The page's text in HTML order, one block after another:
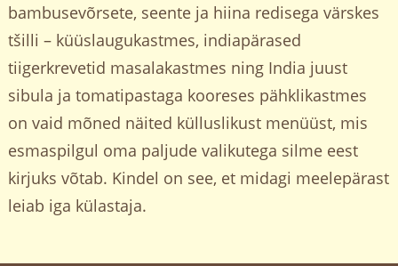
bambusevõrsete, seente ja hiina redisega värskes
tšilli – küüslaugukastmes, indiapärased
tiigerkrevetid masalakastmes ning India juust
sibula ja tomatipastaga kooreses pähklikastmes
on vaid mõned näited külluslikust menüüst, mis
esmaspilgul oma paljude valikutega silme eest
kirjuks võtab. Kindel on see, et midagi meelepärast
leiab iga külastaja.